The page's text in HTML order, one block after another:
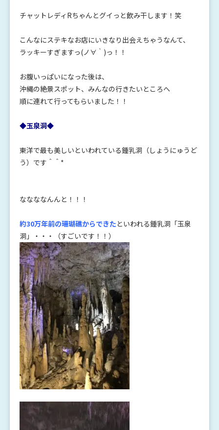
チャットレディRちゃんとグイっと飲み干します！笑
こんなにステキなお店にいきなり出会えちゃうなんて、
ラッキーすぎますっ(ノ∀｀)っ！！
お腹いっぱいになった後は、
沖縄の絶景スポット、みんなの行きたいところへ
順に連れて行ってもらいました！！
◆玉泉洞◆
東洋で最も美しいといわれている鍾乳洞（しょうにゅうど
う）です＾＾*
ななななんんと！！！
約30万年前の珊瑚礁からできたといわれる鍾乳洞「玉泉
洞」・・・（すごいです！！）